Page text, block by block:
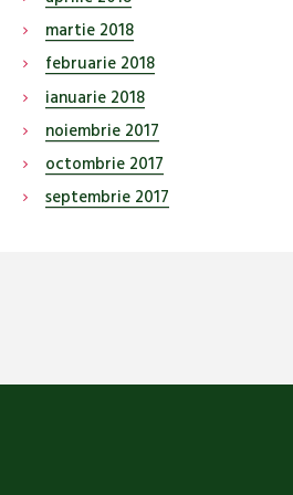
martie 2018
februarie 2018
ianuarie 2018
noiembrie 2017
octombrie 2017
septembrie 2017